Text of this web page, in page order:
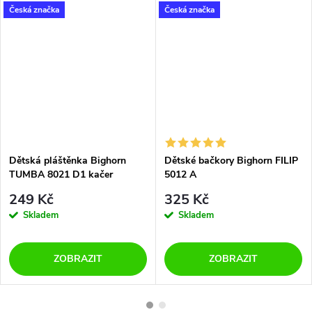
Česká značka
Dětská pláštěnka Bighorn
TUMBA 8021 D1 kačer
249 Kč
Skladem
ZOBRAZIT
Česká značka
Dětské bačkory Bighorn FILIP
5012 A
325 Kč
Skladem
ZOBRAZIT